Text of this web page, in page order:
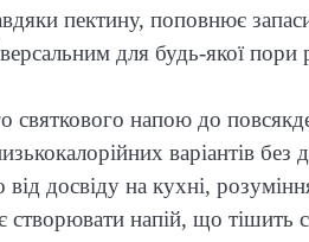
пектину, поповнює
для будь-якої пори
святкового напою до
варіантів
досвіду на кухні,
створювати напій, що тішить